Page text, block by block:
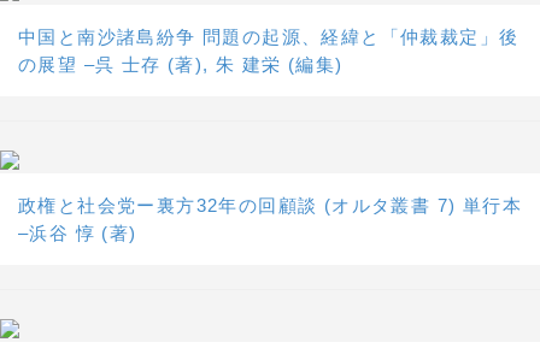
中国と南沙諸島紛争 問題の起源、経緯と「仲裁裁定」後
の展望 –呉 士存 (著), 朱 建栄 (編集)
政権と社会党ー裏方32年の回顧談 (オルタ叢書 7) 単行本
–浜谷 惇 (著)